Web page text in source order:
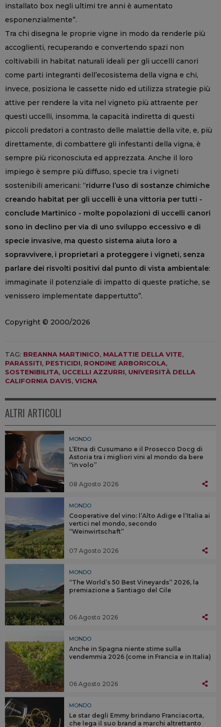
installato box negli ultimi tre anni è aumentato
esponenzialmente”.
Tra chi disegna le proprie vigne in modo da renderle più
accoglienti, recuperando e convertendo spazi non
coltivabili in habitat naturali ideali per gli uccelli canori
come parti integranti dell’ecosistema della vigna e chi,
invece, posiziona le cassette nido ed utilizza strategie più
attive per rendere la vita nel vigneto più attraente per
questi uccelli, insomma, la capacità indiretta di questi
piccoli predatori a contrasto delle malattie della vite, e, più
direttamente, di combattere gli infestanti della vigna, è
sempre più riconosciuta ed apprezzata. Anche il loro
impiego è sempre più diffuso, specie tra i vigneti
sostenibili americani: “ridurre l’uso di sostanze chimiche
creando habitat per gli uccelli è una vittoria per tutti -
conclude Martinico - molte popolazioni di uccelli canori
sono in declino per via di uno sviluppo eccessivo e di
specie invasive, ma questo sistema aiuta loro a
sopravvivere, i proprietari a proteggere i vigneti, senza
parlare dei risvolti positivi dal punto di vista ambientale:
immaginate il potenziale di impatto di queste pratiche, se
venissero implementate dappertutto”.
Copyright © 2000/2026
TAG: BREANNA MARTINICO, MALATTIE DELLA VITE,
PARASSITI, PESTICIDI, RONDINE ARBORICOLA,
SOSTENIBILITA, UCCELLI AZZURRI, UNIVERSITÀ DELLA
CALIFORNIA DAVIS, VIGNA
ALTRI ARTICOLI
MONDO
L’Etna di Cusumano e il Prosecco Docg di
Astoria tra i migliori vini al mondo da bere
“in volo”
08 Agosto 2026
MONDO
Cooperative del vino: l’Alto Adige e l’Italia ai
vertici nel mondo, secondo
“Weinwirtschaft”
07 Agosto 2026
MONDO
“The World’s 50 Best Vineyards” 2026, la
premiazione a Santiago del Cile
06 Agosto 2026
MONDO
Anche in Spagna niente stime sulla
vendemmia 2026 (come in Francia e in Italia)
06 Agosto 2026
MONDO
Le star degli Emmy brindano Franciacorta,
che lega il suo brand a marchi altrettanto